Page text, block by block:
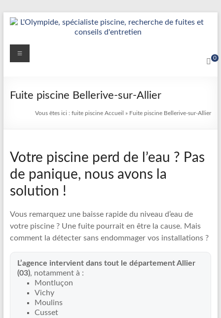
Aller
au
Détection
Réparation
Fuite
L’Olympide
—
Expert
France
Recherche
de
fuite
piscine
partout
0
Menu
Fuite piscine Bellerive-sur-Allier
Vous êtes ici : fuite piscineAccueil » Fuite piscine Bellerive-sur-Allier
Votre piscine perd de l’eau ? Pas
de panique, nous avons la
solution !
Vous remarquez une baisse rapide du niveau d’eau de
votre piscine ? Une fuite pourrait en être la cause. Mais
comment la détecter sans endommager vos installations ?
L’agence intervient dans tout le département Allier
(03), notamment à :
Montluçon
Vichy
Moulins
Cusset